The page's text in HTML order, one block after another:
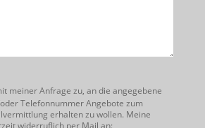
meiner Anfrage zu, an die angegebene
Telefonnummer Angebote zum
erhalten zu wollen. Meine
widerruflich per Mail an: